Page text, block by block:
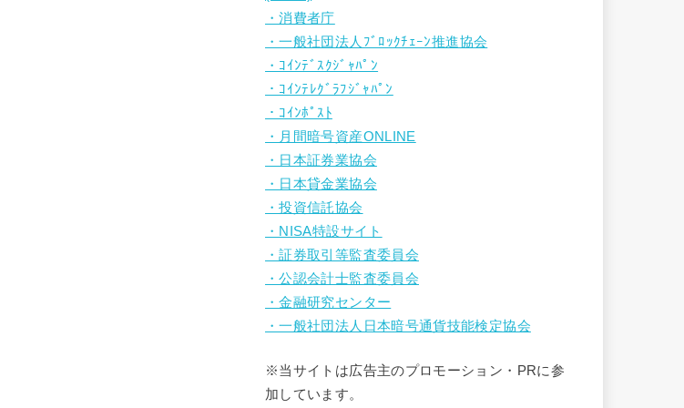
・消費者庁
・一般社団法人ﾌﾞﾛｯｸﾁｪｰﾝ推進協会
・ｺｲﾝﾃﾞｽｸｼﾞｬﾊﾟﾝ
・ｺｲﾝﾃﾚｸﾞﾗﾌｼﾞｬﾊﾟﾝ
・ｺｲﾝﾎﾟｽﾄ
・月間暗号資産ONLINE
・日本証券業協会
・日本貸金業協会
・投資信託協会
・NISA特設サイト
・証券取引等監査委員会
・公認会計士監査委員会
・金融研究センター
・一般社団法人日本暗号通貨技能検定協会
※当サイトは広告主のプロモーション・PRに参
加しています。